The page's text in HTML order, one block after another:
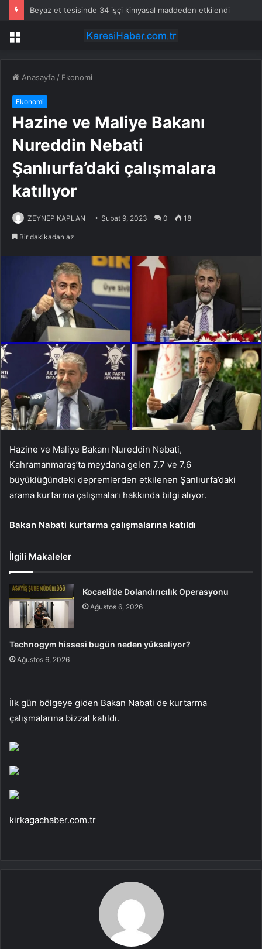
Beyaz et tesisinde 34 işçi kimyasal maddeden etkilendi
Menü
Anasayfa / Ekonomi
Ekonomi
Hazine ve Maliye Bakanı
Nureddin Nebati
Şanlıurfa’daki çalışmalara
katılıyor
ZEYNEP KAPLAN Şubat 9, 2023 0 18
Bir dakikadan az
Hazine ve Maliye Bakanı Nureddin Nebati,
Kahramanmaraş’ta meydana gelen 7.7 ve 7.6
büyüklüğündeki depremlerden etkilenen Şanlıurfa’daki
arama kurtarma çalışmaları hakkında bilgi alıyor.
Bakan Nabati kurtarma çalışmalarına katıldı
İlgili Makaleler
Kocaeli’de Dolandırıcılık Operasyonu
Ağustos 6, 2026
Technogym hissesi bugün neden yükseliyor?
Ağustos 6, 2026
İlk gün bölgeye giden Bakan Nabati de kurtarma
çalışmalarına bizzat katıldı.
kirkagachaber.com.tr